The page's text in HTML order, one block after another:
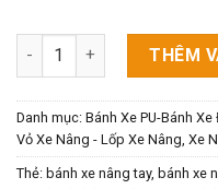
Bánh Xe 80x93mm Chất
THÊM
Danh mục: Bánh Xe PU-Bánh Xe
Vỏ Xe Nâng - Lốp Xe Nâng Xe
Thẻ: bánh xe nâng tay, bánh xe